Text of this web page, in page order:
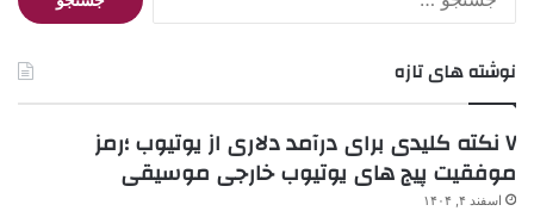
برای:
نوشته های تازه
۷ نکته کلیدی برای درآمد دلاری از یوتیوب ؛رمز
موفقیت پیج های یوتیوب خارجی موسیقی
اسفند ۴, ۱۴۰۴